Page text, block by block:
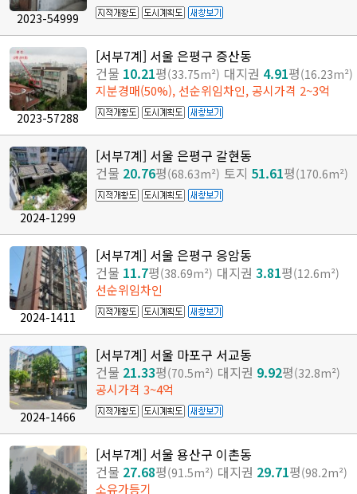
2023-54999
2023-57288
[서부7계] 서울 은평구 증산동
건물 10.21평(33.75m²) 대지권 4.91평(16.23m²)
지분경매(50%), 선순위임차인, 공시가격 2~3억
2024-1299
[서부7계] 서울 은평구 갈현동
건물 20.76평(68.63m²) 토지 51.61평(170.6m²)
2024-1411
[서부7계] 서울 은평구 응암동
건물 11.7평(38.69m²) 대지권 3.81평(12.6m²)
선순위임차인
2024-1466
[서부7계] 서울 마포구 서교동
건물 21.33평(70.5m²) 대지권 9.92평(32.8m²)
공시가격 3~4억
[서부7계] 서울 용산구 이촌동
건물 27.68평(91.5m²) 대지권 29.71평(98.2m²)
소유가등기